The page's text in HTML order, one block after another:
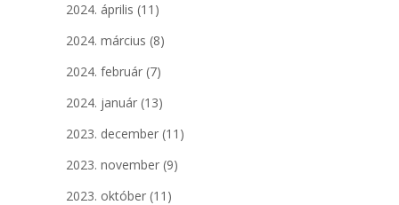
2024. április (11)
2024. március (8)
2024. február (7)
2024. január (13)
2023. december (11)
2023. november (9)
2023. október (11)